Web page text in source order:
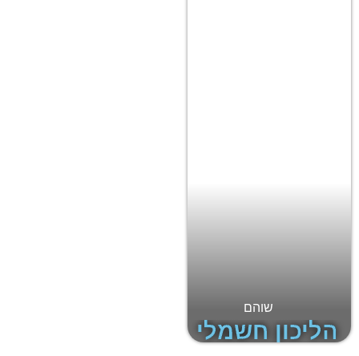
שוהם
הליכון חשמלי